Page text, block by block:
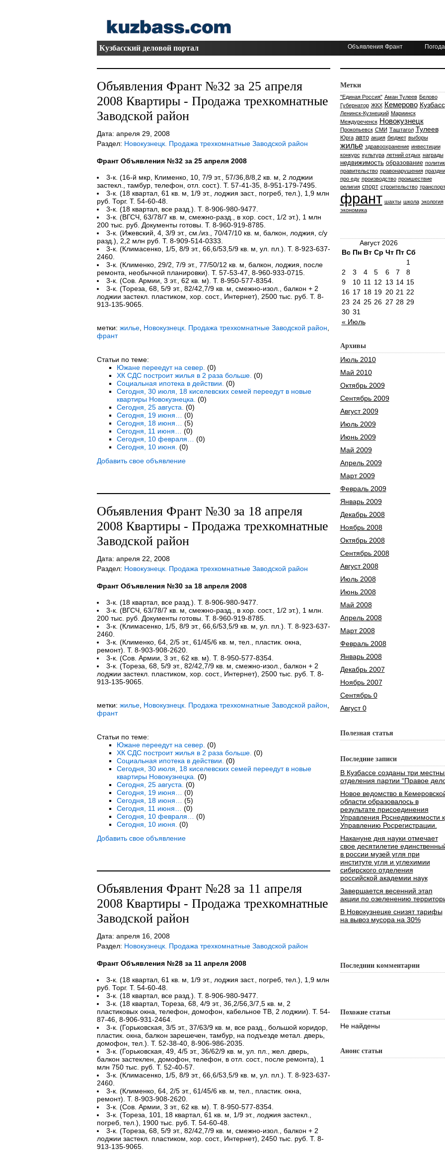
Кузбасский деловой портал Объявления Франт Погода
Объявления Франт №32 за 25 апреля
2008 Квартиры - Продажа трехкомнатные
Заводской район
Дата: апреля 29, 2008
Раздел: Новокузнецк. Продажа трехкомнатные Заводской район
Франт Объявления №32 за 25 апреля 2008
3-к. (16-й мкр, Клименко, 10, 7/9 эт., 57/36,8/8,2 кв. м, 2 лоджии
застекл., тамбур, телефон, отл. сост.). Т. 57-41-35, 8-951-179-7495.
3-к. (18 квартал, 61 кв. м, 1/9 эт., лоджия заст., погреб, тел.), 1,9 млн
руб. Торг. Т. 54-60-48.
3-к. (18 квартал, все разд.). Т. 8-906-980-9477.
3-к. (ВГСЧ, 63/78/7 кв. м, смежно-разд., в хор. сост., 1/2 эт.), 1 млн
200 тыс. руб. Документы готовы. Т. 8-960-919-8785.
3-к. (Ижевский, 4, 3/9 эт., см./из., 70/47/10 кв. м, балкон, лоджия, с/у
разд.), 2,2 млн руб. Т. 8-909-514-0333.
3-к. (Климасенко, 1/5, 8/9 эт., 66,6/53,5/9 кв. м, ул. пл.). Т. 8-923-637-
2460.
3-к. (Клименко, 29/2, 7/9 эт., 77/50/12 кв. м, балкон, лоджия, после
ремонта, необычной планировки). Т. 57-53-47, 8-960-933-0715.
3-к. (Сов. Армии, 3 эт., 62 кв. м). Т. 8-950-577-8354.
3-к. (Тореза, 68, 5/9 эт., 82/42,7/9 кв. м, смежно-изол., балкон + 2
лоджии застекл. пластиком, хор. сост., Интернет), 2500 тыс. руб. Т. 8-
913-135-9065.
метки: жилье, Новокузнецк. Продажа трехкомнатные Заводской район
франт
Статьи по теме:
Южане переедут на север. (0)
ХК СДС построит жилья в 2 раза больше. (0)
Социальная ипотека в действии. (0)
Сегодня, 30 июля, 18 киселевских семей переедут в новые
квартиры Новокузнецка. (0)
Сегодня, 25 августа. (0)
Сегодня, 19 июня…
(0)
Сегодня, 18 июня…
(5)
Сегодня, 11 июня…
(0)
Сегодня, 10 февраля…
(0)
Сегодня, 10 июня. (0)
Добавить свое объявление
Объявления Франт №30 за 18 апреля
2008 Квартиры - Продажа трехкомнатные
Заводской район
Дата: апреля 22, 2008
Раздел: Новокузнецк. Продажа трехкомнатные Заводской район
Франт Объявления №30 за 18 апреля 2008
3-к. (18 квартал, все разд.). Т. 8-906-980-9477.
3-к. (ВГСЧ, 63/78/7 кв. м, смежно-разд., в хор. сост., 1/2 эт.), 1 млн.
200 тыс. руб. Документы готовы. Т. 8-960-919-8785.
3-к. (Климасенко, 1/5, 8/9 эт., 66,6/53,5/9 кв. м, ул. пл.). Т. 8-923-637-
2460.
3-к. (Клименко, 64, 2/5 эт., 61/45/6 кв. м, тел., пластик. окна,
ремонт). Т. 8-903-908-2620.
3-к. (Сов. Армии, 3 эт., 62 кв. м). Т. 8-950-577-8354.
3-к. (Тореза, 68, 5/9 эт., 82/42,7/9 кв. м, смежно-изол., балкон + 2
лоджии застекл. пластиком, хор. сост., Интернет), 2500 тыс. руб. Т. 8-
913-135-9065.
метки: жилье, Новокузнецк. Продажа трехкомнатные Заводской район
франт
Статьи по теме:
Южане переедут на север. (0)
ХК СДС построит жилья в 2 раза больше. (0)
Социальная ипотека в действии. (0)
Сегодня, 30 июля, 18 киселевских семей переедут в новые
квартиры Новокузнецка. (0)
Сегодня, 25 августа. (0)
Сегодня, 19 июня…
(0)
Сегодня, 18 июня…
(5)
Сегодня, 11 июня…
(0)
Сегодня, 10 февраля…
(0)
Сегодня, 10 июня. (0)
Добавить свое объявление
Объявления Франт №28 за 11 апреля
2008 Квартиры - Продажа трехкомнатные
Заводской район
Дата: апреля 16, 2008
Раздел: Новокузнецк. Продажа трехкомнатные Заводской район
Франт Объявления №28 за 11 апреля 2008
3-к. (18 квартал, 61 кв. м, 1/9 эт., лоджия заст., погреб, тел.), 1,9 млн
руб. Торг. Т. 54-60-48.
3-к. (18 квартал, все разд.). Т. 8-906-980-9477.
3-к. (18 квартал, Тореза, 68, 4/9 эт., 36,2/56,3/7,5 кв. м, 2
пластиковых окна, телефон, домофон, кабельное ТВ, 2 лоджии). Т. 54-
87-46, 8-906-931-2464.
3-к. (Горьковская, 3/5 эт., 37/63/9 кв. м, все разд., большой коридор,
пластик. окна, балкон зарешечен, тамбур, на подъезде метал. дверь,
домофон, тел.). Т. 52-38-40, 8-906-986-2035.
3-к. (Горьковская, 49, 4/5 эт., 36/62/9 кв. м, ул. пл., жел. дверь,
балкон застеклен, домофон, телефон, в отл. сост., после ремонта), 1
млн 750 тыс. руб. Т. 52-40-57.
3-к. (Климасенко, 1/5, 8/9 эт., 66,6/53,5/9 кв. м, ул. пл.). Т. 8-923-637-
2460.
3-к. (Клименко, 64, 2/5 эт., 61/45/6 кв. м, тел., пластик. окна,
ремонт). Т. 8-903-908-2620.
3-к. (Сов. Армии, 3 эт., 62 кв. м). Т. 8-950-577-8354.
3-к. (Тореза, 101, 18 квартал, 61 кв. м, 1/9 эт., лоджия застекл.,
погреб, тел.), 1900 тыс. руб. Т. 54-60-48.
3-к. (Тореза, 68, 5/9 эт., 82/42,7/9 кв. м, смежно-изол., балкон + 2
лоджии застекл. пластиком, хор. сост., Интернет), 2450 тыс. руб. Т. 8-
913-135-9065.
Метки
"Единая Россия" Аман Тулеев Белово
Губернатор ЖКХ Кемерово Кузбасс
Ленинск-Кузнецкий Мариинск
Междуреченск Новокузнецк
Прокопьевск СМИ Таштагол Тулеев
Юрга авто акция бюджет выборы
жилье здравоохранение инвестиции
конкурс культура летний отдых награды
недвижимость образование
правительство правонарушения
про еду производство проишествие
религия спорт строительство транспорт
франт шахты школа экология
экономика
Август 2026
Вс Пн Вт Ср Чт Пт Сб
« Июль
1
2
3 4 5 6 7
8
9
10 11 12 13 14 15
16 17 18 19 20 21 22
23 24 25 26 27 28 29
30 31
Архивы
Июль 2010
Май 2010
Октябрь 2009
Сентябрь 2009
Август 2009
Июль 2009
Июнь 2009
Май 2009
Апрель 2009
Март 2009
Февраль 2009
Январь 2009
Декабрь 2008
Ноябрь 2008
Октябрь 2008
Сентябрь 2008
Август 2008
Июль 2008
Июнь 2008
Май 2008
Апрель 2008
Март 2008
Февраль 2008
Январь 2008
Декабрь 2007
Ноябрь 2007
Сентябрь 0
Август 0
Полезная статья
Последние записи
В Кузбассе созданы три
отделения партии “Правое
Новое ведомство в
области образовалось в
результате присоединения
Управления Роснедвижимости к
Управлению Росрегистрации.
Накануне дня науки отмечает
свое десятилетие
в россии музей угля при
институте угля и углехимии
сибирского отделения
российской академии наук
Завершается весенний этап
акции по озеленению
В Новокузнецке снизят тарифы
на вывоз мусора на 30%
Последнии комментарии
Похожие статьи
Не найдены
Анонс статьи